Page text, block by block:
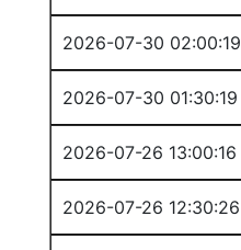
2026-07-30 02:00:19
2026-07-30 01:30:19
2026-07-26 13:00:16
2026-07-26 12:30:26